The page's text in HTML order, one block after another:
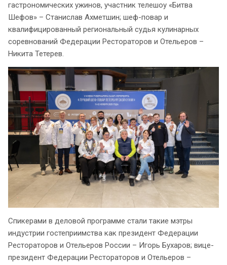
гастрономических ужинов, участник телешоу «Битва
Шефов» – Станислав Ахметшин; шеф-повар и
квалифицированный региональный судья кулинарных
соревнований Федерации Рестораторов и Отельеров –
Никита Тетерев.
Спикерами в деловой программе стали такие мэтры
индустрии гостеприимства как президент Федерации
Рестораторов и Отельеров России – Игорь Бухаров; вице-
президент Федерации Рестораторов и Отельеров –